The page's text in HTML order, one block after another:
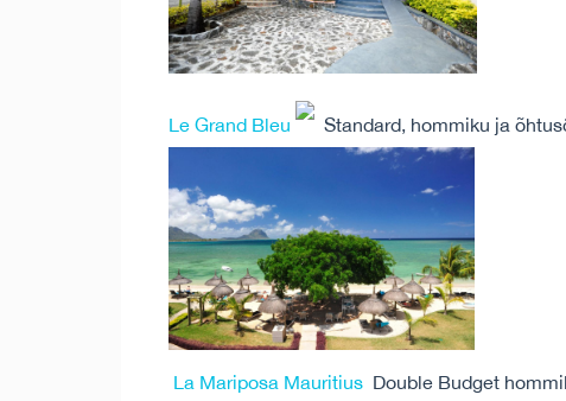
Le Grand Bleu Standard, hommiku ja
La Mariposa Mauritius Double Budget